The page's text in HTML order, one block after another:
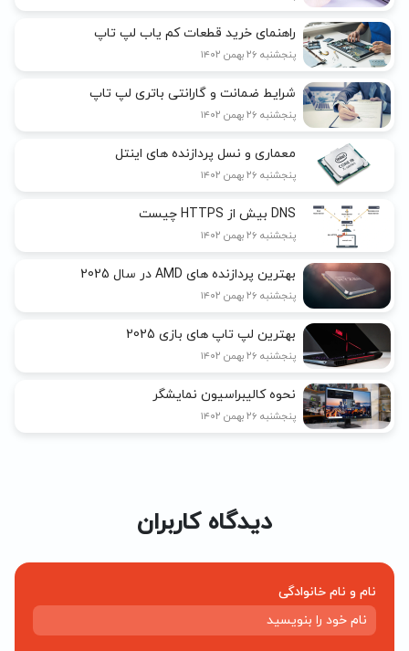
راهنمای خرید قطعات کم یاب لپ تاپ
پنجشنبه ۲۶ بهمن ۱۴۰۲
شرایط ضمانت و گارانتی باتری لپ تاپ
پنجشنبه ۲۶ بهمن ۱۴۰۲
معماری و نسل پردازنده های اینتل
پنجشنبه ۲۶ بهمن ۱۴۰۲
DNS بیش از HTTPS چیست
پنجشنبه ۲۶ بهمن ۱۴۰۲
بهترین پردازنده های AMD در سال 2025
پنجشنبه ۲۶ بهمن ۱۴۰۲
بهترین لپ تاپ های بازی 2025
پنجشنبه ۲۶ بهمن ۱۴۰۲
نحوه کالیبراسیون نمایشگر
پنجشنبه ۲۶ بهمن ۱۴۰۲
دیدگاه کاربران
نام و نام خانوادگی